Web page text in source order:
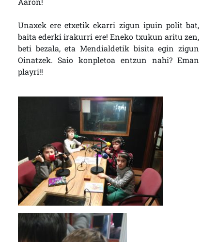
Unaxek ere etxetik ekarri zigun ipuin polit bat,
baita ederki irakurri ere! Eneko txukun aritu zen,
beti bezala, eta Mendialdetik bisita egin zigun
Oinatzek. Saio konpletoa entzun nahi? Eman
playri!!